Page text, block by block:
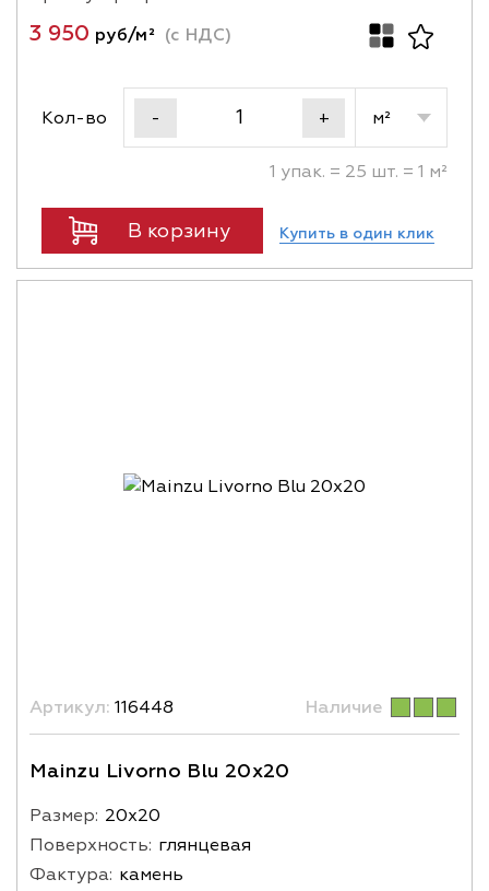
3 950 руб/м² (с НДС)
Кол-во - + м²
1 упак. = 25 шт. = 1 м²
В корзину Купить в один клик
Артикул: 116448 Наличие
Mainzu Livorno Blu 20x20
Размер: 20х20
Поверхность: глянцевая
Фактура: камень